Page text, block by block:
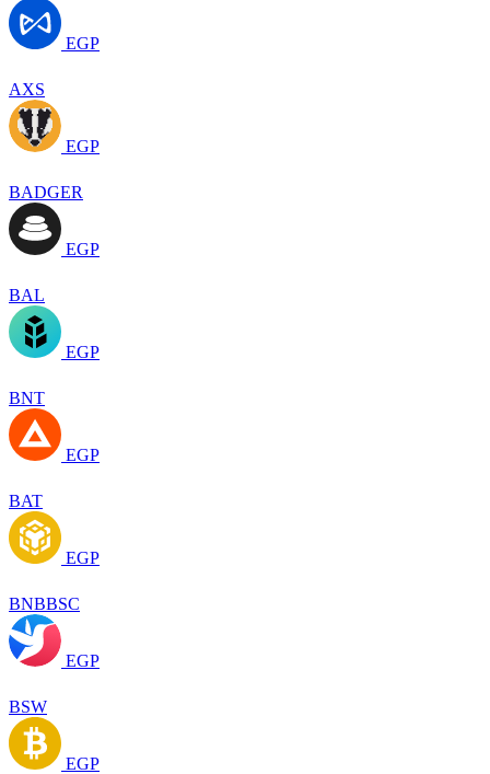
EGP
AXS
EGP
BADGER
EGP
BAL
EGP
BNT
EGP
BAT
EGP
BNBBSC
EGP
BSW
EGP